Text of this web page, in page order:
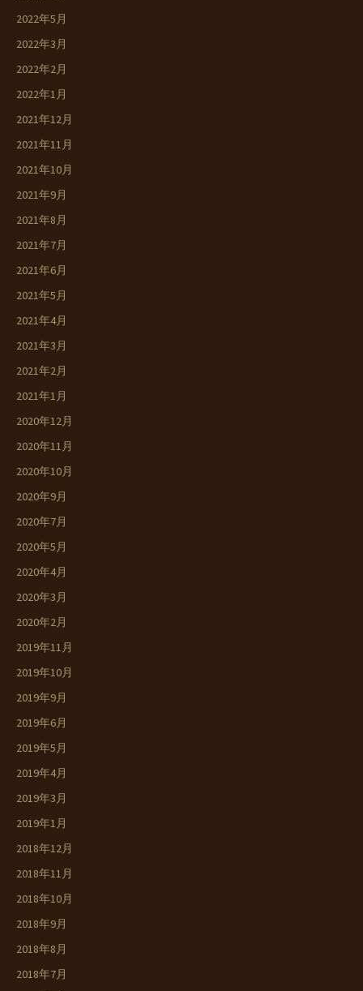
2022年5月
2022年3月
2022年2月
2022年1月
2021年12月
2021年11月
2021年10月
2021年9月
2021年8月
2021年7月
2021年6月
2021年5月
2021年4月
2021年3月
2021年2月
2021年1月
2020年12月
2020年11月
2020年10月
2020年9月
2020年7月
2020年5月
2020年4月
2020年3月
2020年2月
2019年11月
2019年10月
2019年9月
2019年6月
2019年5月
2019年4月
2019年3月
2019年1月
2018年12月
2018年11月
2018年10月
2018年9月
2018年8月
2018年7月